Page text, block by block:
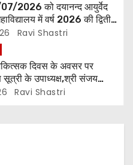
07/2026 को दयानन्द आयुर्वेद
में वर्ष 2026 की द्वितीय
की बैठक प्राचार्य की अध्यक्षता
सभी विभागाध्यक्ष
हुए।
Ravi Shastri
दिवस के अवसर पर
सूत्री के उपाध्यक्ष,श्री संजय
हेल्पर ग्रुप के अनमोल जी
चिकित्सकों को सम्मानित किया
Ravi Shastri